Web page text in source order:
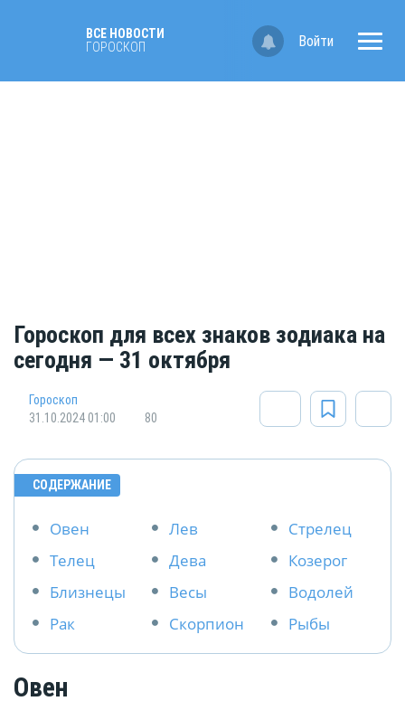
ВСЕ НОВОСТИ
ГОРОСКОП
Войти
Гороскоп для всех знаков зодиака на
сегодня — 31 октября
Гороскоп
31.10.2024 01:00
80
СОДЕРЖАНИЕ
Овен
Телец
Близнецы
Рак
Лев
Дева
Весы
Скорпион
Стрелец
Козерог
Водолей
Рыбы
Овен